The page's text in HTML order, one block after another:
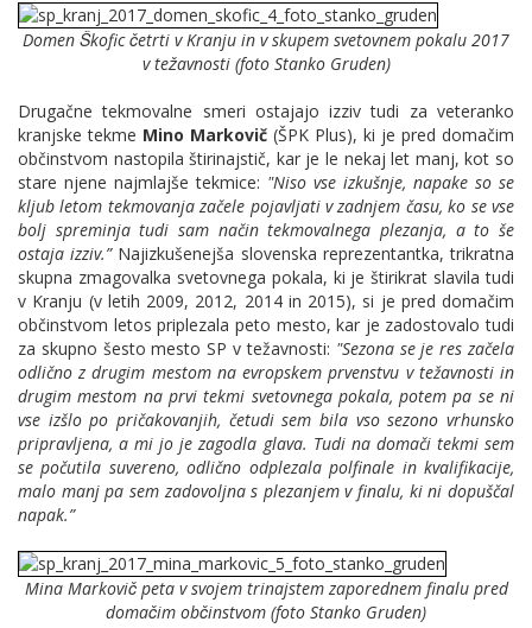
Domen Škofic četrti v Kranju in v skupem svetovnem pokalu 2017
v težavnosti (foto Stanko Gruden)
Drugačne tekmovalne smeri ostajajo izziv tudi za veteranko
kranjske tekme Mino Markovič (ŠPK Plus), ki je pred domačim
občinstvom nastopila štirinajstič, kar je le nekaj let manj, kot so
stare njene najmlajše tekmice: "Niso vse izkušnje, napake so se
kljub letom tekmovanja začele pojavljati v zadnjem času, ko se vse
bolj spreminja tudi sam način tekmovalnega plezanja, a to še
ostaja izziv.”Najizkušenejša slovenska reprezentantka, trikratna
skupna zmagovalka svetovnega pokala, ki je štirikrat slavila tudi
v Kranju (v letih 2009, 2012, 2014 in 2015), si je pred domačim
občinstvom letos priplezala peto mesto, kar je zadostovalo tudi
za skupno šesto mesto SP v težavnosti: "Sezona se je res začela
odlično z drugim mestom na evropskem prvenstvu v težavnosti in
drugim mestom na prvi tekmi svetovnega pokala, potem pa se ni
vse izšlo po pričakovanjih, četudi sem bila vso sezono vrhunsko
pripravljena, a mi jo je zagodla glava. Tudi na domači tekmi sem
se počutila suvereno, odlično odplezala polfinale in kvalifikacije,
malo manj pa sem zadovoljna s plezanjem v finalu, ki ni dopuščal
napak.”
Mina Markovič peta v svojem trinajstem zaporednem finalu pred
domačim občinstvom (foto Stanko Gruden)